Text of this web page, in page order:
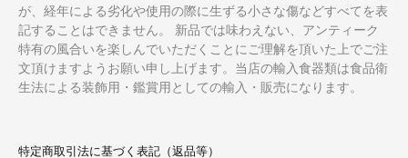
が、経年による劣化や使用の際に生ずる小さな傷などすべてを表
記することはできません。 新品では味わえない、アンティーク
特有の風合いを楽しんでいただくことにご理解を頂いた上でご注
文頂けますようお願い申し上げます。当店の輸入食器類は食品衛
生法による装飾用・鑑賞用としての輸入・販売になります。
特定商取引法に基づく表記（返品等）